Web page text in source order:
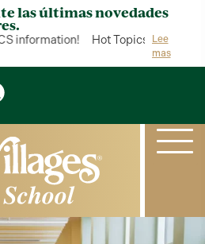
las últimas novedades
information! Hot Topics is your
Lee
mas